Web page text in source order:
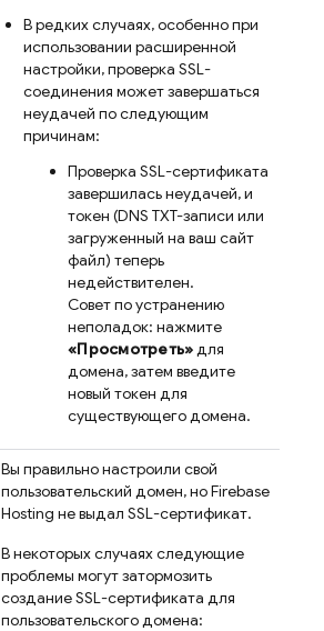
В редких случаях, особенно при
использовании расширенной
настройки, проверка SSL-
соединения может завершаться
неудачей по следующим
причинам:
Проверка SSL-сертификата
завершилась неудачей, и
токен (DNS TXT-записи или
загруженный на ваш сайт
файл) теперь
недействителен.
Совет по устранению
неполадок: нажмите
«Просмотреть»для
домена, затем введите
новый токен для
существующего домена.
Вы правильно настроили свой
пользовательский домен, ноFirebase
Hosting не выдал SSL-сертификат.
В некоторых случаях следующие
проблемы могут затормозить
создание SSL-сертификата для
пользовательского домена: